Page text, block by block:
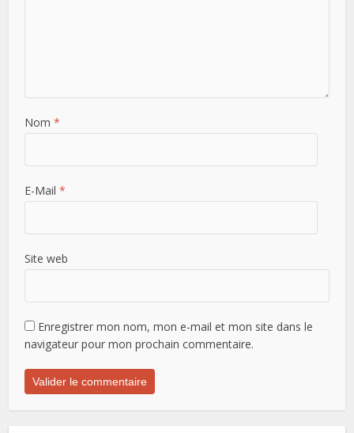
Nom *
E-Mail *
Site web
Enregistrer mon nom, mon e-mail et mon site dans le
navigateur pour mon prochain commentaire.